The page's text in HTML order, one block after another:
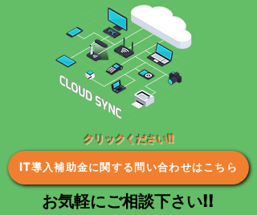
​クリックください!!
IT導入補助金に関する問い合わせはこちら
​お気軽にご相談下さい!!